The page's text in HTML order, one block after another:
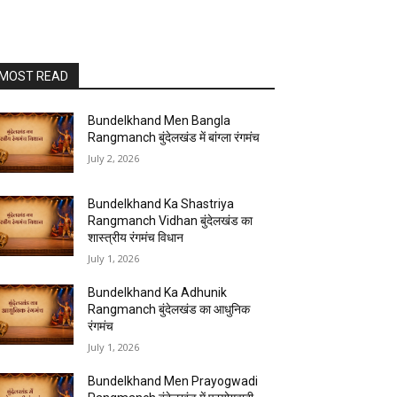
READ
Bundelkhand Men Bangla
Rangmanch बुंदेलखंड में बांग्ला रंगमंच
July 2, 2026
Bundelkhand Ka Shastriya
Rangmanch Vidhan बुंदेलखंड का
शास्त्रीय रंगमंच विधान
July 1, 2026
Bundelkhand Ka Adhunik
Rangmanch बुंदेलखंड का आधुनिक
रंगमंच
July 1, 2026
Bundelkhand Men Prayogwadi